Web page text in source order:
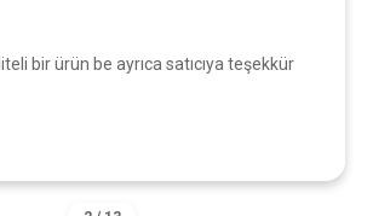
bir ürün be ayrıca satıcıya teşekkür